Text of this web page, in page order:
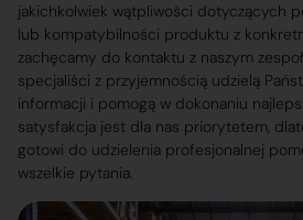
jakichkolwiek wątpliwości dotyczących
lub kompatybilności produktu z
zachęcamy do kontaktu z naszym
specjaliści z przyjemnością udzielą
informacji i pomogą w dokonaniu
satysfakcja jest dla nas priorytetem,
gotowi do udzielenia profesjonalnej
wszelkie pytania.